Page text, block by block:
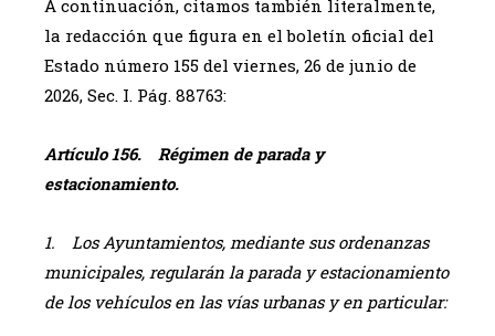
A continuación, citamos también literalmente,
la redacción que figura en el boletín oficial del
Estado número 155 del viernes, 26 de junio de
2026, Sec. I. Pág. 88763:
Artículo 156. Régimen de parada y
estacionamiento.
1. Los Ayuntamientos, mediante sus ordenanzas
municipales, regularán la parada y estacionamiento
de los vehículos en las vías urbanas y en particular: